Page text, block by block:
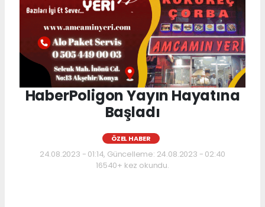
HaberPoligon Yayın Hayatına
Başladı
ÖZEL HABER
24.08.2023 - 01:14, Güncelleme: 24.08.2023 - 02:40
16540+ kez okundu.